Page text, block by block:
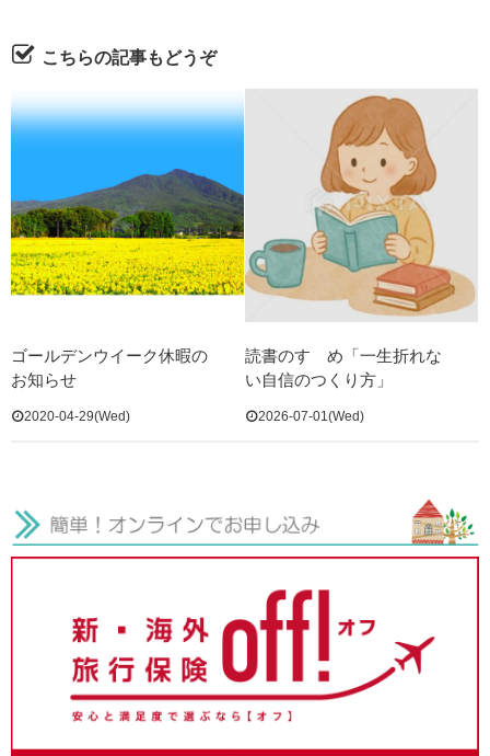
こちらの記事もどうぞ
ゴールデンウイーク休暇の
お知らせ
2020-04-29(Wed)
読書のすゝめ「一生折れな
い自信のつくり方」
2026-07-01(Wed)